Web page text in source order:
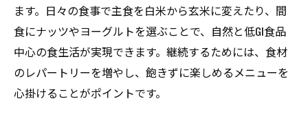
ます。日々の食事で主食を白米から玄米に変えたり、間
食にナッツやヨーグルトを選ぶことで、自然と低GI食品
中心の食生活が実現できます。継続するためには、食材
のレパートリーを増やし、飽きずに楽しめるメニューを
心掛けることがポイントです。